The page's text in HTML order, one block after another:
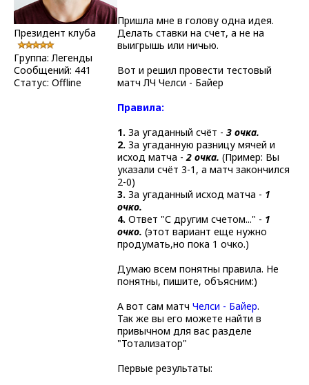
Президент клуба
Группа: Легенды
Сообщений: 441
Статус: Offline
Пришла мне в голову одна идея.
Делать ставки на счет, а не на
выигрышь или ничью.
Вот и решил провести тестовый
матч ЛЧ Челси - Байер
Правила:
1. За угаданный счёт - 3 очка.
2. За угаданную разницу мячей и
исход матча - 2 очка. (Пример: Вы
указали счёт 3-1, а матч закончился
2-0)
3. За угаданный исход матча - 1
очко.
4. Ответ "С другим счетом..." - 1
очко. (этот вариант еще нужно
продумать,но пока 1 очко.)
Думаю всем понятны правила. Не
понятны, пишите, объясним:)
А вот сам матч Челси - Байер.
Так же вы его можете найти в
привычном для вас разделе
"Тотализатор"
Первые результаты: